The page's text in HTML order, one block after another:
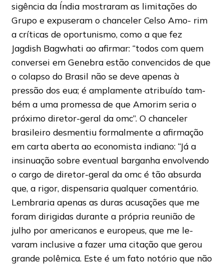
sigência da Índia mostraram as limitações do
Grupo e expuseram o chanceler Celso Amo- rim
a críticas de oportunismo, como a que fez
Jagdish Bagwhati ao afirmar: “todos com quem
conversei em Genebra estão convencidos de que
o colapso do Brasil não se deve apenas à
pressão dos eua; é amplamente atribuído tam-
bém a uma promessa de que Amorim seria o
próximo diretor-geral da omc”. O chanceler
brasileiro desmentiu formalmente a afirmação
em carta aberta ao economista indiano: “Já a
insinuação sobre eventual barganha envolvendo
o cargo de diretor-geral da omc é tão absurda
que, a rigor, dispensaria qualquer comentário.
Lembraria apenas as duras acusações que me
foram dirigidas durante a própria reunião de
julho por americanos e europeus, que me le-
varam inclusive a fazer uma citação que gerou
grande polêmica. Este é um fato notório que não